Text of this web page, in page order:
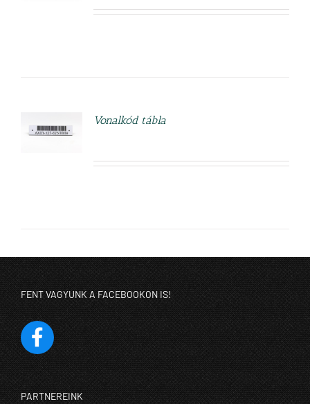
Vonalkód tábla
FENT VAGYUNK A FACEBOOKON IS!
PARTNEREINK